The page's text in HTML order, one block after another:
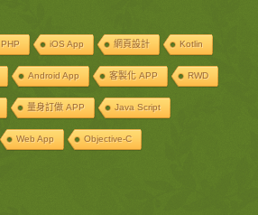
PHP iOS App 網頁設計 Kotlin
Android App 客製化 APP RWD
量身訂做 APP Java Script
Web App Objective-C